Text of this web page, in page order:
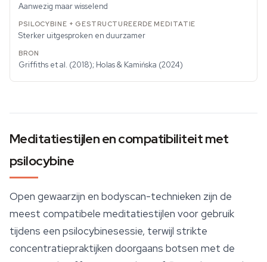
Aanwezig maar wisselend
Sterker uitgesproken en duurzamer
Griffiths et al. (2018); Holas & Kamińska (2024)
Meditatiestijlen en compatibiliteit met
psilocybine
Open gewaarzijn en bodyscan-technieken zijn de
meest compatibele meditatiestijlen voor gebruik
tijdens een psilocybinesessie, terwijl strikte
concentratiepraktijken doorgaans botsen met de